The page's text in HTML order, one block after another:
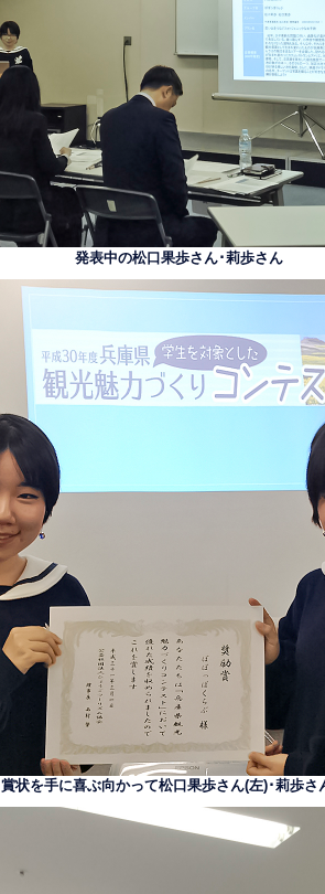
発表中の松口果歩さん･莉歩さん
賞状を手に喜ぶ向かって松口果歩さん(左)･莉歩さ